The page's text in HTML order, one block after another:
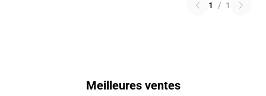
1 / 1
Meilleures ventes